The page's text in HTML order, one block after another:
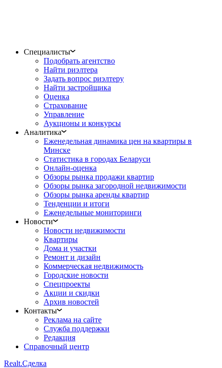
Специалисты
Подобрать агентство
Найти риэлтера
Задать вопрос риэлтеру
Найти застройщика
Оценка
Страхование
Управление
Аукционы и конкурсы
Аналитика
Еженедельная динамика цен на квартиры в
Минске
Статистика в городах Беларуси
Онлайн-оценка
Обзоры рынка продажи квартир
Обзоры рынка загородной недвижимости
Обзоры рынка аренды квартир
Тенденции и итоги
Еженедельные мониторинги
Новости
Новости недвижимости
Квартиры
Дома и участки
Ремонт и дизайн
Коммерческая недвижимость
Городские новости
Спецпроекты
Акции и скидки
Архив новостей
Контакты
Реклама на сайте
Служба поддержки
Редакция
Справочный центр
Realt.Сделка